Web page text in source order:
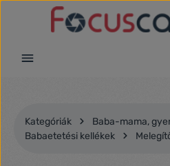
Ugrás a fő tartalomra
Kategóriák
Baba-mama,
Babaetetési kellékek